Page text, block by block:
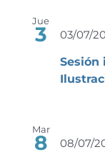
Jue
3
Sesión
03/07/
Mar
8 08/07/